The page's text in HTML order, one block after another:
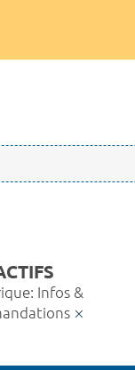
Infos &